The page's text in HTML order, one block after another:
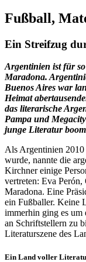
Fußball,
Ein Streifzug
Argentinien ist für
Maradona.
Buenos Aires war
Heimat
das literarische
Pampa und
junge Literatur
Als Argentinien 2010
wurde, nannte die
Kirchner einige
vertreten: Eva
Maradona. Eine
ein Fußballer. Keine
immerhin ging es um
an Schriftstellern zu
Literaturszene des
Ein Land voller